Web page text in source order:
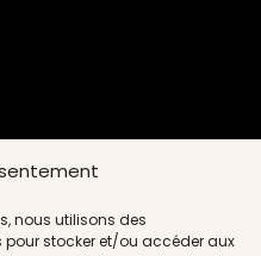
nous utilisons des
pour stocker et/ou accéder aux